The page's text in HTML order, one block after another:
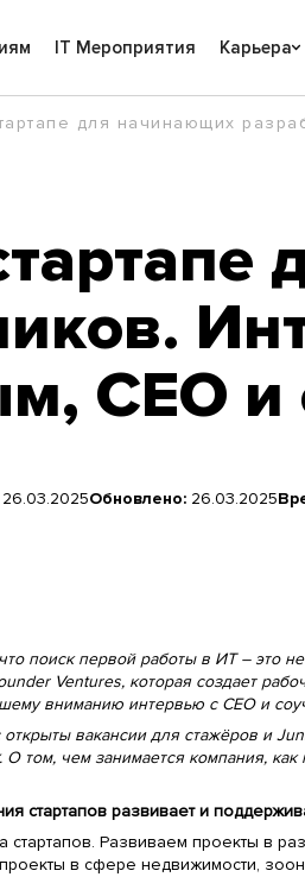
IT Мероприятия Карьера
для начинающих
СЕО и
26.03.2025Обновлено: 26.03.2025
поиск первой работы в ИТ – это
Ventures, которая создает
вниманию интервью с CEO и
вакансии для стажёров и
. О том, чем занимается компания, как
стартапов развивает и
стартапов. Развиваем проекты в
проекты в сфере недвижимости,